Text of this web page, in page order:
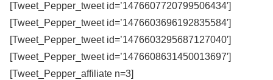
[Tweet_Pepper_tweet id=’1476607720799506434′]
[Tweet_Pepper_tweet id=’1476603696192835584′]
[Tweet_Pepper_tweet id=’1476603295687127040′]
[Tweet_Pepper_tweet id=’1476608631450013697′]
[Tweet_Pepper_affiliate n=3]